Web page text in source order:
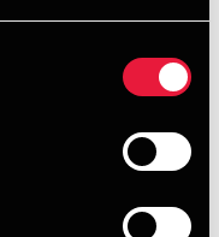
– hvad er